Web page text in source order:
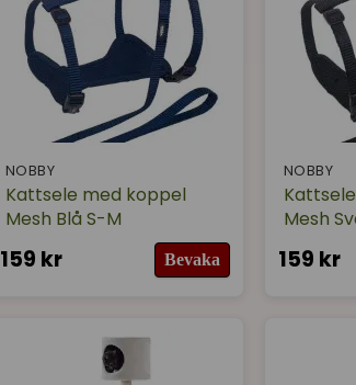
NOBBY
Kattsele med koppel
Mesh Blå S-M
159 kr Bevaka
NOBBY
Mesh
159 kr